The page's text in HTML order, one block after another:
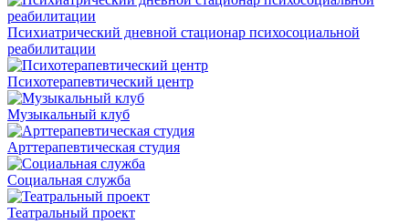
Психиатрический дневной стационар психосоциальной
реабилитации
Психотерапевтический центр
Музыкальный клуб
Арттерапевтическая студия
Социальная служба
Театральный проект